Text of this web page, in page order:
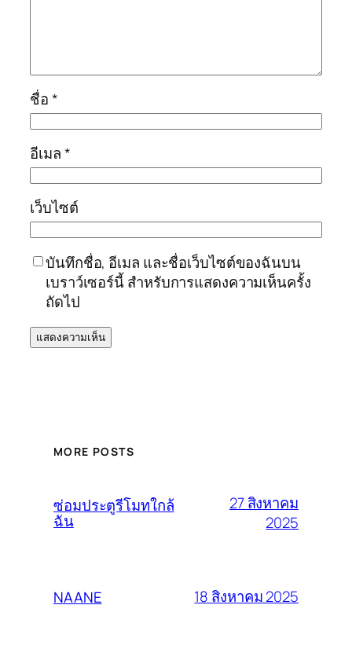
ชื่อ*
อีเมล*
เว็บไซต์
บันทึกชื่อ, อีเมล และชื่อเว็บไซต์ของฉันบน
เบราว์เซอร์นี้ สำหรับการแสดงความเห็นครั้ง
ถัดไป
MORE POSTS
ซ่อมประตูรีโมทใกล้
ฉัน
27 สิงหาคม
2025
NAANE 18 สิงหาคม 2025